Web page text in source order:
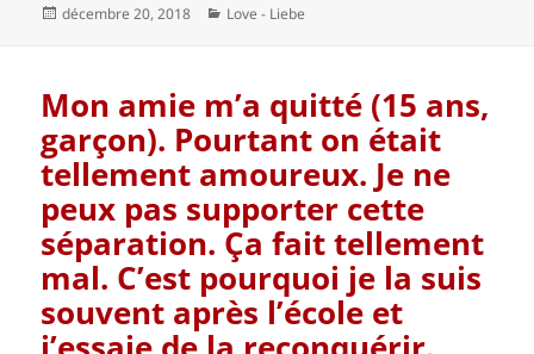
Publié
décembre 20, 2018 Catégories
Love - Liebe
Mon amie m’a quitté (15 ans,
garçon). Pourtant on était
tellement amoureux. Je ne
peux pas supporter cette
séparation. Ça fait tellement
mal. C’est pourquoi je la suis
souvent après l’école et